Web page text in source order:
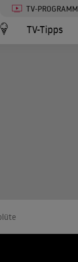
TV-PROGRAMM
TV-Tipps